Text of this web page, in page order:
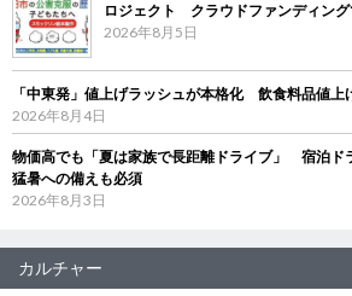
ロジェクト クラウドファンディン
2026年8月5日
「中東発」値上げラッシュが本格化 飲食料品値上
2026年8月4日
物価高でも「夏は家族で長距離ドライブ」 宿泊ド
猛暑への備えも必須
2026年8月3日
カルチャー